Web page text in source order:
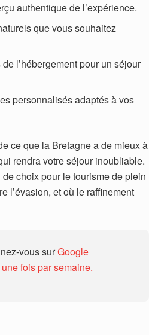
authentique de l’expérience.
que vous souhaitez
l’hébergement pour un séjour
personnalisés adaptés à vos
ce que la Bretagne a de mieux à
rendra votre séjour inoubliable.
choix pour le tourisme de plein
l’évasion, et où le raffinement
vous surGoogle
fois par semaine.